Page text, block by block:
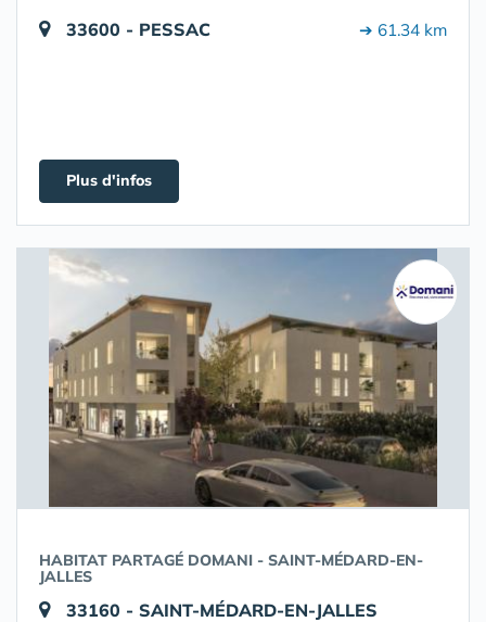
33600 - PESSAC ➔ 61.34 km
Plus d'infos
HABITAT PARTAGÉ DOMANI - SAINT-MÉDARD-EN-
JALLES
33160 - SAINT-MÉDARD-EN-JALLES